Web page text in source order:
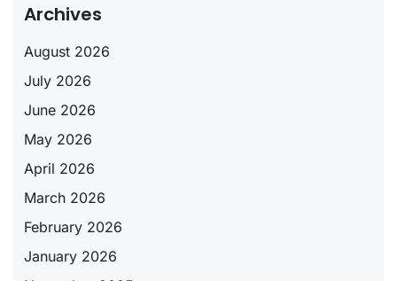
Archives
August 2026
July 2026
June 2026
May 2026
April 2026
March 2026
February 2026
January 2026